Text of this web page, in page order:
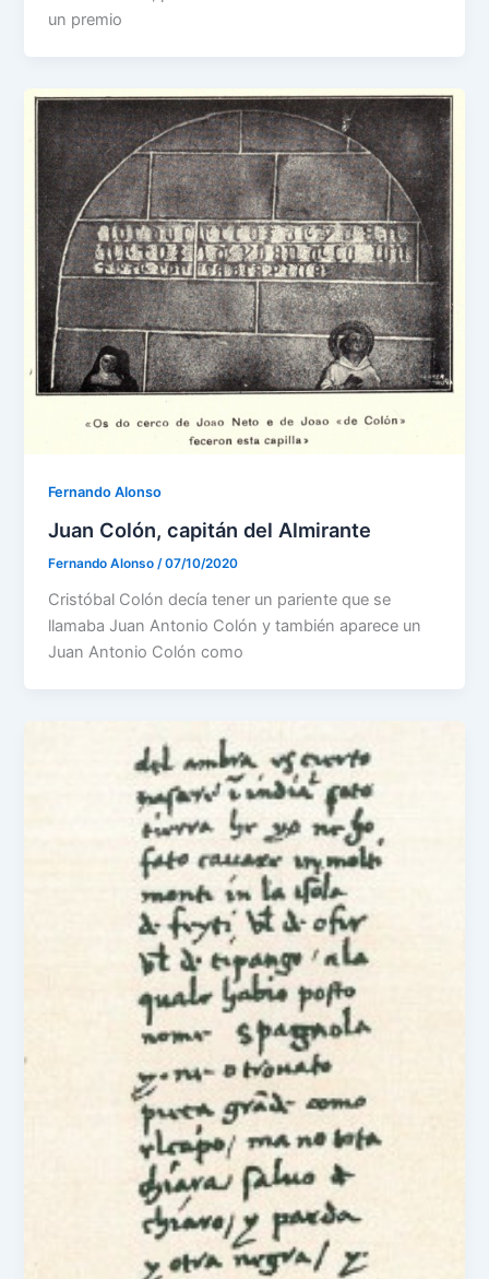
un premio
Fernando Alonso
Juan Colón, capitán del Almirante
Fernando Alonso/07/10/2020
Cristóbal Colón decía tener un pariente que se
llamaba Juan Antonio Colón y también aparece un
Juan Antonio Colón como